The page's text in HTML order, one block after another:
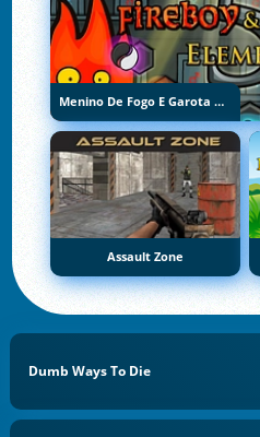
Menino De Fogo E Garota De Água 5: Elementos
Assault Zone
Dumb Ways To Die